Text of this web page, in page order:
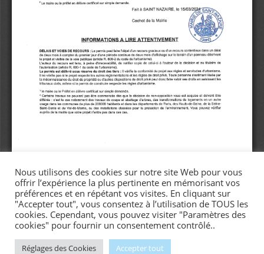
Nous utilisons des cookies sur notre site Web pour vous
offrir l’expérience la plus pertinente en mémorisant vos
préférences et en répétant vos visites. En cliquant sur
"Accepter tout", vous consentez à l’utilisation de TOUS les
cookies. Cependant, vous pouvez visiter "Paramètres des
cookies" pour fournir un consentement contrôlé..
Réglages des Cookies Accepter tout